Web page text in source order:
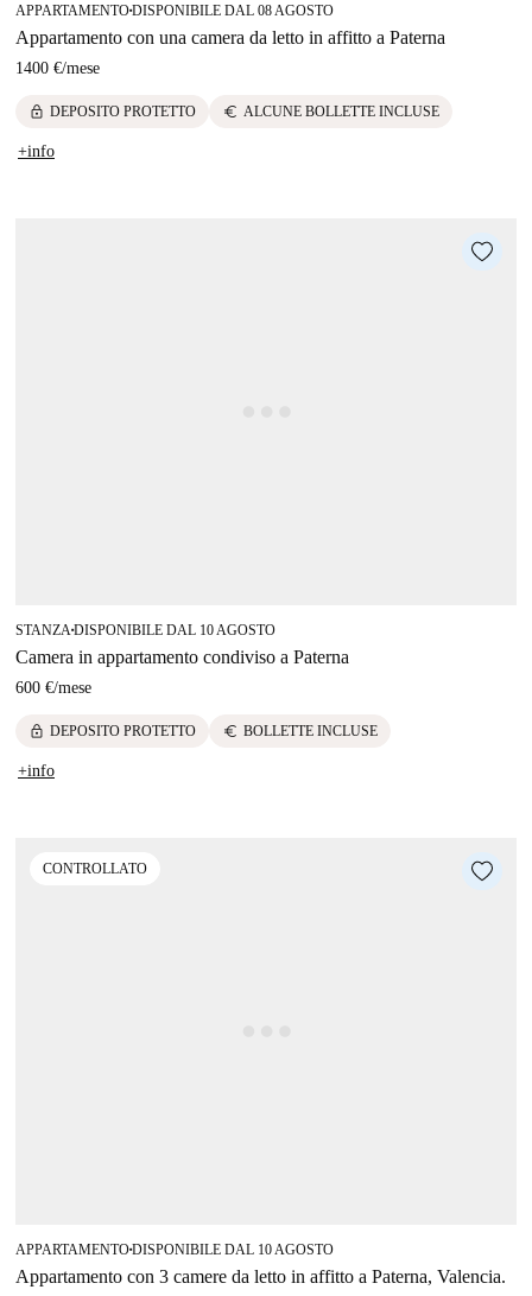
APPARTAMENTO■DISPONIBILE DAL 08 AGOSTO
Appartamento con una camera da letto in affitto a Paterna
1400 €/mese
lock DEPOSITO PROTETTO euro ALCUNE BOLLETTE INCLUSE
+info
STANZA ■DISPONIBILE DAL 10 AGOSTO
Camera in appartamento condiviso a Paterna
600 €/mese
lock DEPOSITO PROTETTO euro BOLLETTE INCLUSE
+info
CONTROLLATO
APPARTAMENTO■DISPONIBILE DAL 10 AGOSTO
Appartamento con 3 camere da letto in affitto a Paterna, Valencia.